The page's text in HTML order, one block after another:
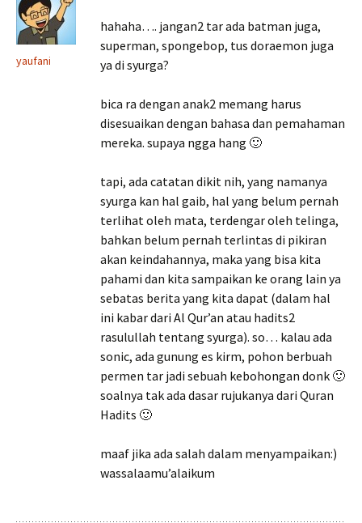
yaufani
hahaha…. jangan2 tar ada batman juga,
superman, spongebop, tus doraemon juga
ya di syurga?
bica ra dengan anak2 memang harus
disesuaikan dengan bahasa dan pemahaman
mereka. supaya ngga hang 🙂
tapi, ada catatan dikit nih, yang namanya
syurga kan hal gaib, hal yang belum pernah
terlihat oleh mata, terdengar oleh telinga,
bahkan belum pernah terlintas di pikiran
akan keindahannya, maka yang bisa kita
pahami dan kita sampaikan ke orang lain ya
sebatas berita yang kita dapat (dalam hal
ini kabar dari Al Qur’an atau hadits2
rasulullah tentang syurga). so… kalau ada
sonic, ada gunung es kirm, pohon berbuah
permen tar jadi sebuah kebohongan donk 🙂
soalnya tak ada dasar rujukanya dari Quran
Hadits 🙂
maaf jika ada salah dalam menyampaikan:)
wassalaamu’alaikum